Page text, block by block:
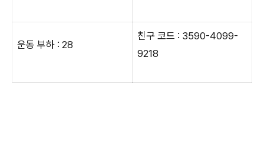
운동 부하 : 28
친구 코드 : 3590-4099-
9218